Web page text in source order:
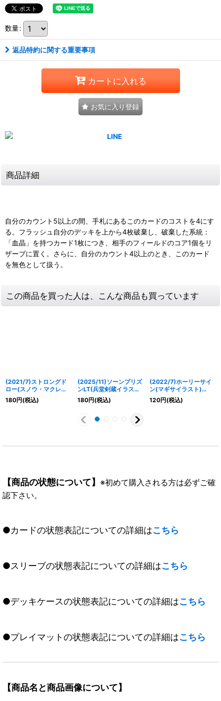
数量:
返品特約に関する重要事項
カートに入れる
お気に入り登録
商品詳細
自分のカウント5以上の間、手札にあるこのカードのコストを4にす
る。フラッシュ自分のデッキを上から4枚破棄し、破棄した系統：
「血晶」を持つカード1枚につき、相手のフィールドのコア1個をリ
ザーブに置く。さらに、自分のカウント4以上のとき、このカード
を無色として扱う。
この商品を買った人は、こんな商品も買っています
(2021/7)ストロングド
ロー(スノウ・マクレイ
ンイラスト)【C】
{SD02-017}《青》
180円(税込)
(2025/11)ソーンプリズ
ンLT(兵堂剣蔵イラスト)
【R】{BSC45-097}
《緑》
180円(税込)
(2022/7)ホーリーサイ
ン(マギサイラスト)
【C】{BS55-075}
《黄》
120円(税込)
【商品の状態について】 ※初めて購入される方は必ずご確
認下さい。
●カードの状態表記についての詳細はこちら
●スリーブの状態表記についての詳細はこちら
●デッキケースの状態表記についての詳細はこちら
●プレイマットの状態表記についての詳細はこちら
【商品名と商品画像について】